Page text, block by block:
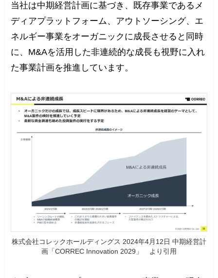
当社は中期経営計画に基づき、既存事業であるメ
ディアプラットフォーム、アウトソーシング、エ
ネルギー事業をオーガニックに成長させると同時
に、M&Aを活用した非連続的な成長も視野に入れ
た事業計画を推進しています。
株式会社コレックホールディングス 2024年4月12日 中期経営計
画「CORREC Innovation 2029」 より引用